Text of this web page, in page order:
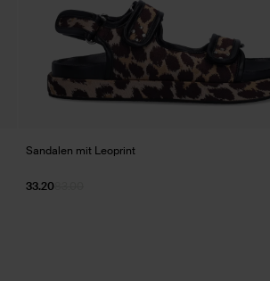
Sandalen mit Leoprint
33.20